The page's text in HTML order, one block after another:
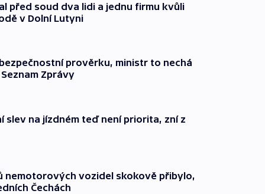
před soud dva lidi a jednu firmu kvůli
v Dolní Lutyni
prověrku, ministr to nechá
Zprávy
slev na jízdném teď není priorita, zní z
nemotorových vozidel skokově přibylo,
Čechách